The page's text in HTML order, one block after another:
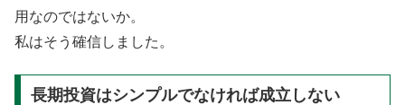
用なのではないか。
私はそう確信しました。
長期投資はシンプルでなければ成立しない